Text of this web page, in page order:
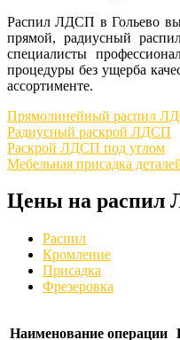
Распил ЛДСП в Гольево
прямой, радиусный
специалисты
процедуры без ущерба
ассортименте.
Прямолинейный распил
Радиусный раскрой ЛДСП
Раскрой ЛДСП под углом
Мебельная присадка
Цены на распил
Распил
Кромление
Присадка
Фрезеровка
Наименование операции